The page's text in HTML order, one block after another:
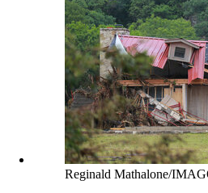
Reginald Mathalone/